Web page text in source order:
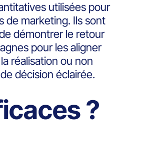
utilisées pour
de marketing. Ils sont
démontrer le retour
pour les aligner
réalisation ou non
décision éclairée.
?